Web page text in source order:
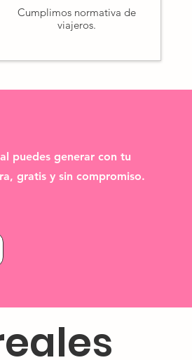
Cumplimos normativa de
viajeros.
puedes generar con tu
gratis y sin compromiso.